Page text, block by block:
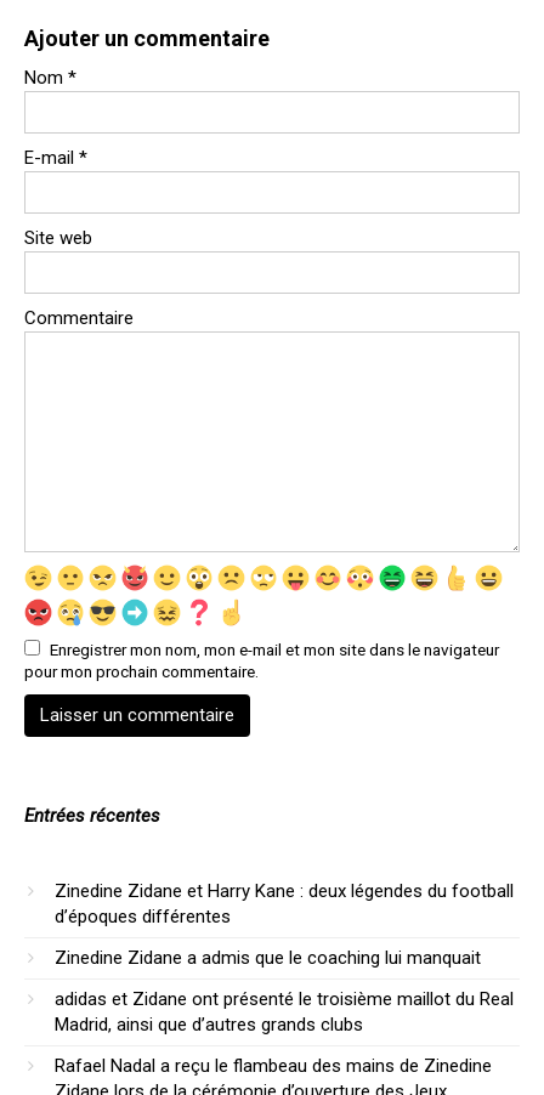
Ajouter un commentaire
Nom *
E-mail *
Site web
Commentaire
Enregistrer mon nom, mon e-mail et mon site dans le navigateur
pour mon prochain commentaire.
Entrées récentes
Zinedine Zidane et Harry Kane : deux légendes du football
d’époques différentes
Zinedine Zidane a admis que le coaching lui manquait
adidas et Zidane ont présenté le troisième maillot du Real
Madrid, ainsi que d’autres grands clubs
Rafael Nadal a reçu le flambeau des mains de Zinedine